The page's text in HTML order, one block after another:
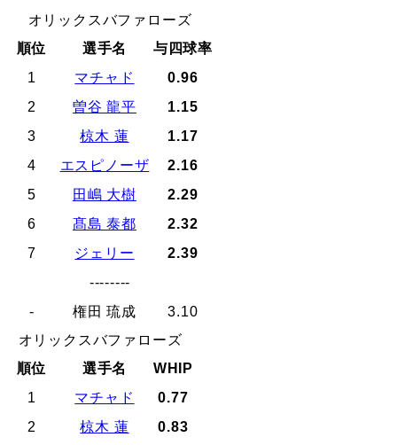
オリックスバファローズ
順位
選手名
与四球率
1
マチャド
0.96
2
曽谷 龍平
1.15
3
椋木 蓮
1.17
4
エスピノーザ
2.16
5
田嶋 大樹
2.29
6
髙島 泰都
2.32
7
ジェリー
2.39
--------
-
権田 琉成
3.10
オリックスバファローズ
順位
選手名
WHIP
1
マチャド
0.77
2
椋木 蓮
0.83